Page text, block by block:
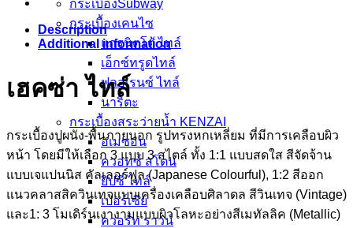
กระเบื้องSubway
กระเบื้องเคนไซ
แกรนิตโต้ ไทล์
เอ็กซ์ทรูดไทล์
ฟลอเรนซ์ ไทล์
นาริตะ
กระเบื้องสระว่ายน้ำ KENZAI
อเมซอน
ควอทซ์ สโตน
ยิปซี ไทล์
เปอร์เซีย
ควอร์ท ราวน์
Description
Additional information
เฮคซ่า ไทล์
กระเบื้องปูผนัง-พื้นภายนอก รูปทรงหกเหลี่ยม ที่มีการเคลือบผิว
หน้า โดยมีให้เลือก 3 แบบ 3 สไตล์ ทั้ง 1:1 แบบสดใส สีจัดจ้าน
แบบเจแปนนิส คัลเลอร์ฟูล (Japanese Colourful), 1:2 สีออก
แนวคลาสสิควินเทจแบบเครื่องเคลือบศิลาดล สีวินเทจ (Vintage)
และ1: 3 โมเดิร์นเงางามแบบผิวโลหะอย่างสีเมทัลลิค (Metallic)